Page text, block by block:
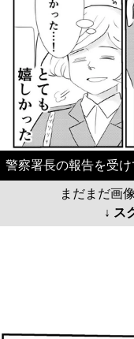
警察署長の報告を受
まだまだ画
↓ ス